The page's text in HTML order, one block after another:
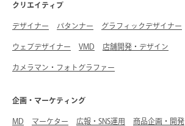
クリエイティブ
デザイナー パタンナー グラフィックデザイナー
ウェブデザイナー VMD 店舗開発・デザイン
カメラマン・フォトグラファー
企画・マーケティング
MD マーケター 広報・SNS運用 商品企画・開発